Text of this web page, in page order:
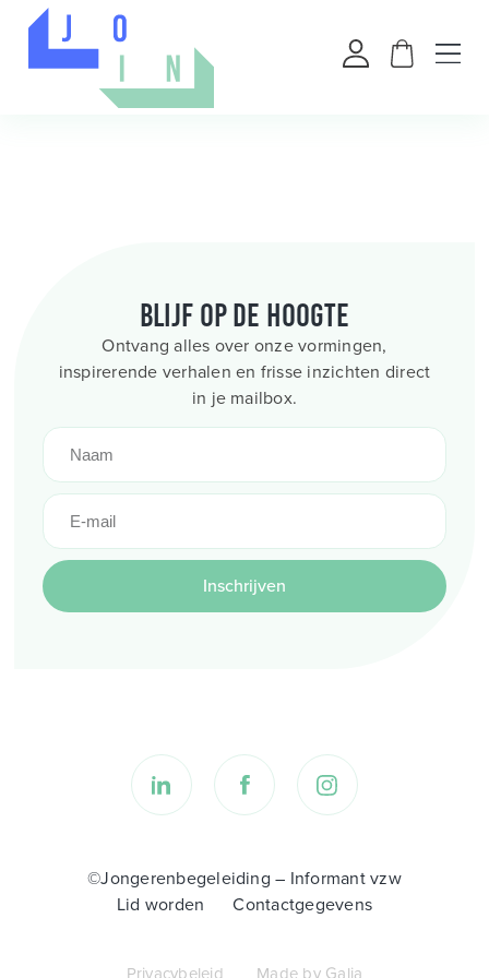
Blijf op de hoogte
Ontvang alles over onze vormingen,
inspirerende verhalen en frisse inzichten direct
in je mailbox.
Inschrijven
©Jongerenbegeleiding – Informant vzw
Lid worden
Contactgegevens